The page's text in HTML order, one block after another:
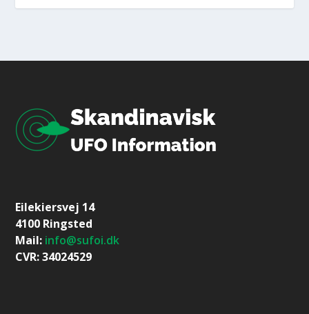
Eilekiersvej 14
4100 Ringsted
Mail: info@sufoi.dk
CVR: 34024529